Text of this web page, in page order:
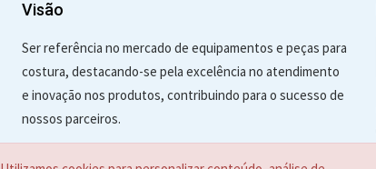
Visão
Ser referência no mercado de equipamentos e peças para
costura, destacando-se pela excelência no atendimento
e inovação nos produtos, contribuindo para o sucesso de
nossos parceiros.